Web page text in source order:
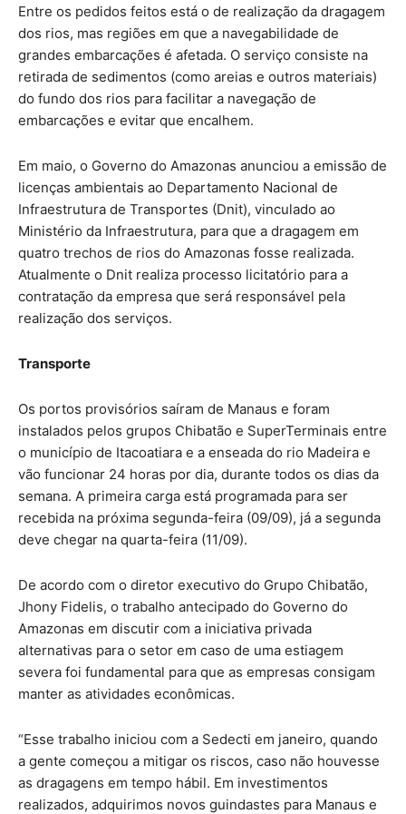
Entre os pedidos feitos está o de realização da dragagem
dos rios, mas regiões em que a navegabilidade de
grandes embarcações é afetada. O serviço consiste na
retirada de sedimentos (como areias e outros materiais)
do fundo dos rios para facilitar a navegação de
embarcações e evitar que encalhem.
Em maio, o Governo do Amazonas anunciou a emissão de
licenças ambientais ao Departamento Nacional de
Infraestrutura de Transportes (Dnit), vinculado ao
Ministério da Infraestrutura, para que a dragagem em
quatro trechos de rios do Amazonas fosse realizada.
Atualmente o Dnit realiza processo licitatório para a
contratação da empresa que será responsável pela
realização dos serviços.
Transporte
Os portos provisórios saíram de Manaus e foram
instalados pelos grupos Chibatão e SuperTerminais entre
o município de Itacoatiara e a enseada do rio Madeira e
vão funcionar 24 horas por dia, durante todos os dias da
semana. A primeira carga está programada para ser
recebida na próxima segunda-feira (09/09), já a segunda
deve chegar na quarta-feira (11/09).
De acordo com o diretor executivo do Grupo Chibatão,
Jhony Fidelis, o trabalho antecipado do Governo do
Amazonas em discutir com a iniciativa privada
alternativas para o setor em caso de uma estiagem
severa foi fundamental para que as empresas consigam
manter as atividades econômicas.
“Esse trabalho iniciou com a Sedecti em janeiro, quando
a gente começou a mitigar os riscos, caso não houvesse
as dragagens em tempo hábil. Em investimentos
realizados, adquirimos novos guindastes para Manaus e